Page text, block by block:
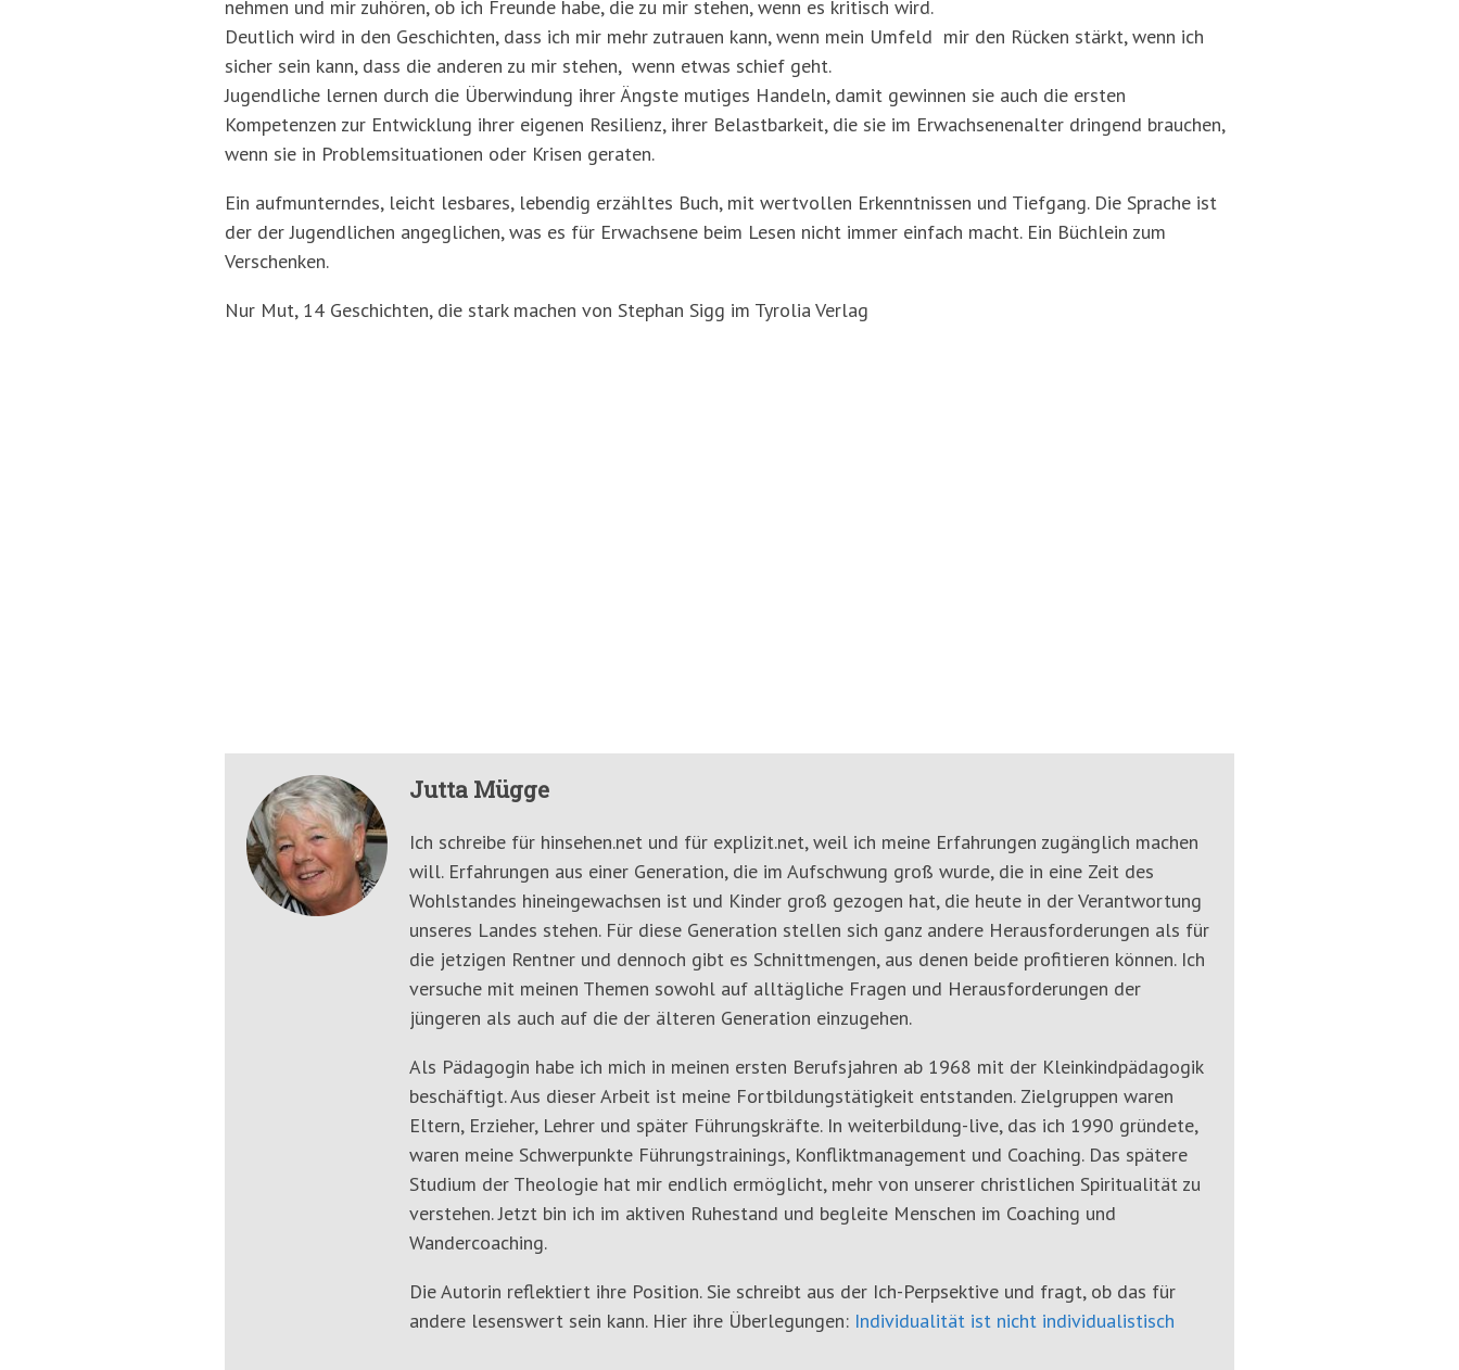
nehmen und mir zuhören, ob ich Freunde habe, die zu mir stehen, wenn es kritisch wird.
Deutlich wird in den Geschichten, dass ich mir mehr zutrauen kann, wenn mein Umfeld mir den Rücken stärkt, wenn ich
sicher sein kann, dass die anderen zu mir stehen, wenn etwas schief geht.
Jugendliche lernen durch die Überwindung ihrer Ängste mutiges Handeln, damit gewinnen sie auch die ersten
Kompetenzen zur Entwicklung ihrer eigenen Resilienz, ihrer Belastbarkeit, die sie im Erwachsenenalter dringend brauchen,
wenn sie in Problemsituationen oder Krisen geraten.
Ein aufmunterndes, leicht lesbares, lebendig erzähltes Buch, mit wertvollen Erkenntnissen und Tiefgang. Die Sprache ist
der der Jugendlichen angeglichen, was es für Erwachsene beim Lesen nicht immer einfach macht. Ein Büchlein zum
Verschenken.
Nur Mut, 14 Geschichten, die stark machen von Stephan Sigg im Tyrolia Verlag
Jutta Mügge
Ich schreibe für hinsehen.net und für explizit.net, weil ich meine Erfahrungen zugänglich machen
will. Erfahrungen aus einer Generation, die im Aufschwung groß wurde, die in eine Zeit des
Wohlstandes hineingewachsen ist und Kinder groß gezogen hat, die heute in der Verantwortung
unseres Landes stehen. Für diese Generation stellen sich ganz andere Herausforderungen als für
die jetzigen Rentner und dennoch gibt es Schnittmengen, aus denen beide profitieren können. Ich
versuche mit meinen Themen sowohl auf alltägliche Fragen und Herausforderungen der
jüngeren als auch auf die der älteren Generation einzugehen.
Als Pädagogin habe ich mich in meinen ersten Berufsjahren ab 1968 mit der Kleinkindpädagogik
beschäftigt. Aus dieser Arbeit ist meine Fortbildungstätigkeit entstanden. Zielgruppen waren
Eltern, Erzieher, Lehrer und später Führungskräfte. In weiterbildung-live, das ich 1990 gründete,
waren meine Schwerpunkte Führungstrainings, Konfliktmanagement und Coaching. Das spätere
Studium der Theologie hat mir endlich ermöglicht, mehr von unserer christlichen Spiritualität zu
verstehen. Jetzt bin ich im aktiven Ruhestand und begleite Menschen im Coaching und
Wandercoaching.
Die Autorin reflektiert ihre Position. Sie schreibt aus der Ich-Perpsektive und fragt, ob das für
andere lesenswert sein kann. Hier ihre Überlegungen: Individualität ist nicht individualistisch